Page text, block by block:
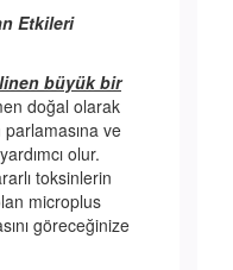
Etkileri
büyük bir
doğal olarak
ve
olur.
toksinlerin
microplus
göreceğinize